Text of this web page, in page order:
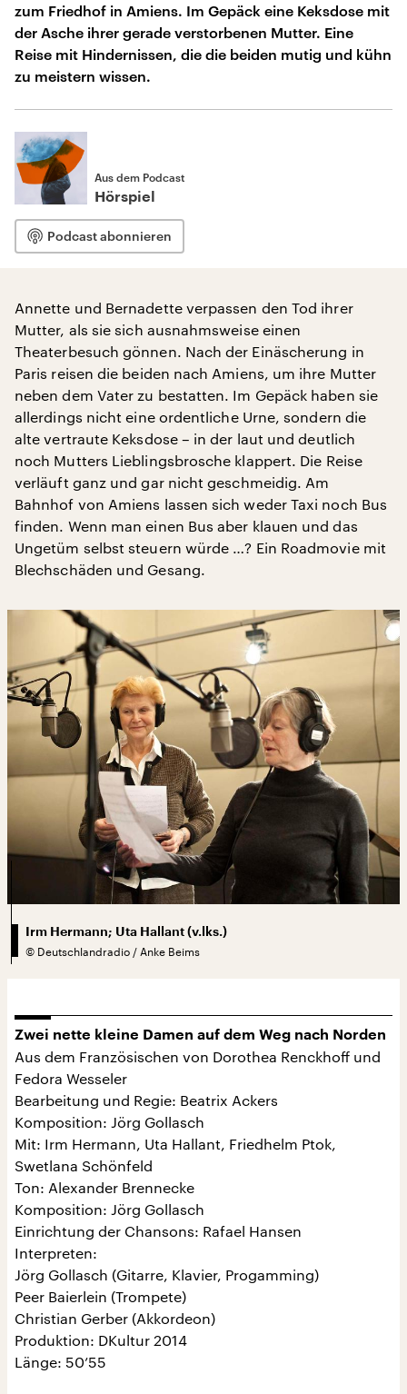
zum Friedhof in Amiens. Im Gepäck eine Keksdose mit
der Asche ihrer gerade verstorbenen Mutter. Eine
Reise mit Hindernissen, die die beiden mutig und kühn
zu meistern wissen.
Aus dem Podcast
Hörspiel
Podcast abonnieren
Annette und Bernadette verpassen den Tod ihrer
Mutter, als sie sich ausnahmsweise einen
Theaterbesuch gönnen. Nach der Einäscherung in
Paris reisen die beiden nach Amiens, um ihre Mutter
neben dem Vater zu bestatten. Im Gepäck haben sie
allerdings nicht eine ordentliche Urne, sondern die
alte vertraute Keksdose – in der laut und deutlich
noch Mutters Lieblingsbrosche klappert. Die Reise
verläuft ganz und gar nicht geschmeidig. Am
Bahnhof von Amiens lassen sich weder Taxi noch Bus
finden. Wenn man einen Bus aber klauen und das
Ungetüm selbst steuern würde …? Ein Roadmovie mit
Blechschäden und Gesang.
Irm Hermann; Uta Hallant (v.lks.)
© Deutschlandradio / Anke Beims
Zwei nette kleine Damen auf dem Weg nach Norden
Aus dem Französischen von Dorothea Renckhoff und
Fedora Wesseler
Bearbeitung und Regie: Beatrix Ackers
Komposition: Jörg Gollasch
Mit: Irm Hermann, Uta Hallant, Friedhelm Ptok,
Swetlana Schönfeld
Ton: Alexander Brennecke
Komposition: Jörg Gollasch
Einrichtung der Chansons: Rafael Hansen
Interpreten:
Jörg Gollasch (Gitarre, Klavier, Progamming)
Peer Baierlein (Trompete)
Christian Gerber (Akkordeon)
Produktion: DKultur 2014
Länge: 50’55